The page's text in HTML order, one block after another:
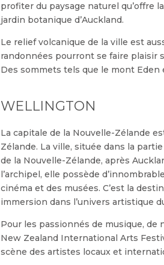
profiter du paysage naturel qu’offre
jardin botanique d’Auckland.
Le relief volcanique de la ville est
randonnées pourront se faire plaisir
Des sommets tels que le mont
WELLINGTON
La capitale de la Nouvelle-Zélande
Zélande. La ville, située dans la
de la Nouvelle-Zélande, après
l’archipel, elle possède
cinéma et des musées. C’est la
immersion dans l’univers artistique
Pour les passionnés de musique,
New Zealand International Arts
scène des artistes locaux et